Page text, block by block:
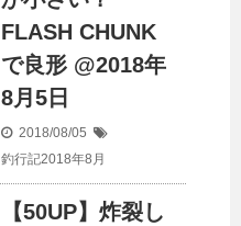
FLASH CHUNK
で良形 @2018年
8月5日
2018/08/05
釣行記2018年8月
【50UP】炸裂し